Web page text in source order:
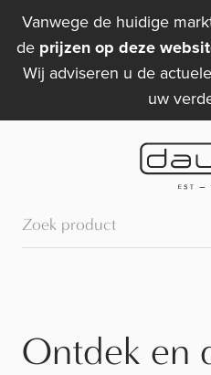
Vanwege de huidige
de prijzen op deze
Wij adviseren u de
uw
Ontdek en